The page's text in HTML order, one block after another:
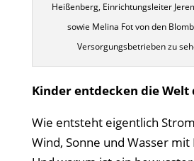
Heißenberg, Einrichtungsleiter
sowie Melina Fot von den
Versorgungsbetrieben zu
Kinder entdecken die Welt
Wie entsteht eigentlich
Wind, Sonne und Wasser mit